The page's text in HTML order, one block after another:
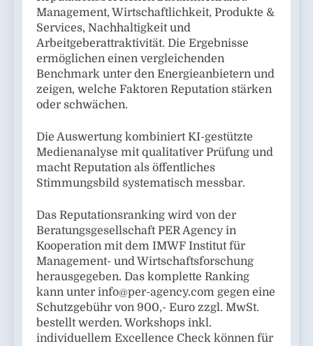
Management, Wirtschaftlichkeit, Produkte &
Services, Nachhaltigkeit und
Arbeitgeberattraktivität. Die Ergebnisse
ermöglichen einen vergleichenden
Benchmark unter den Energieanbietern und
zeigen, welche Faktoren Reputation stärken
oder schwächen.
Die Auswertung kombiniert KI-gestützte
Medienanalyse mit qualitativer Prüfung und
macht Reputation als öffentliches
Stimmungsbild systematisch messbar.
Das Reputationsranking wird von der
Beratungsgesellschaft PER Agency in
Kooperation mit dem IMWF Institut für
Management- und Wirtschaftsforschung
herausgegeben. Das komplette Ranking
kann unter info@per-agency.com gegen eine
Schutzgebühr von 900,- Euro zzgl. MwSt.
bestellt werden. Workshops inkl.
individuellem Excellence Check können für